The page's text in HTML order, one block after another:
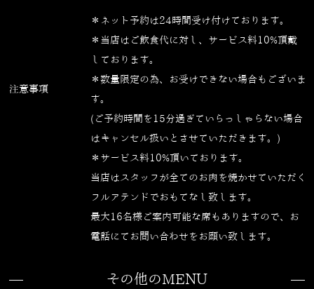
注意事項
＊ネット予約は24時間受け付けております。
＊当店はご飲食代に対し、サービス料10%頂戴
しております。
＊数量限定の為、お受けできない場合もございま
す。
(ご予約時間を15分過ぎていらっしゃらない場合
はキャンセル扱いとさせていただきます。)
＊サービス料10%頂いております。
当店はスタッフが全てのお肉を焼かせていただく
フルアテンドでおもてなし致します。
最大16名様ご案内可能な席もありますので、お
電話にてお問い合わせをお願い致します。
その他のMENU